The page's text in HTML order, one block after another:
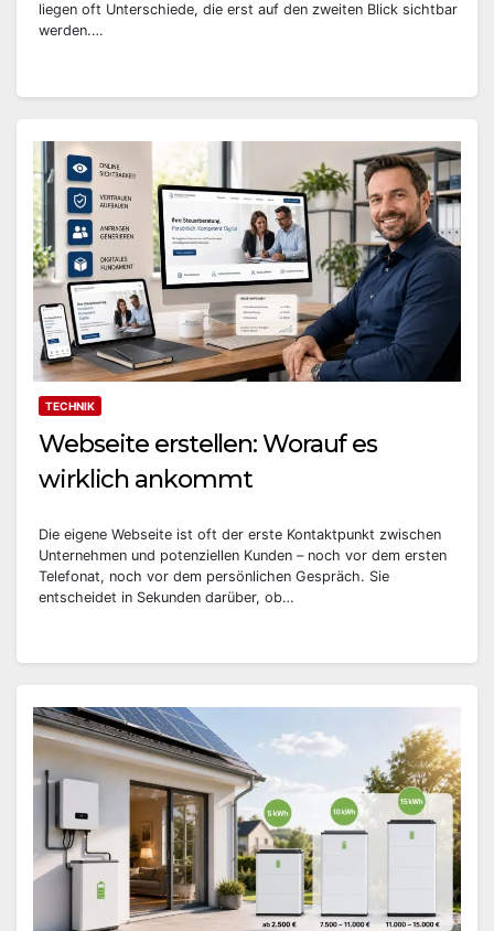
liegen oft Unterschiede, die erst auf den zweiten Blick sichtbar
werden.…
TECHNIK
Webseite erstellen: Worauf es
wirklich ankommt
Die eigene Webseite ist oft der erste Kontaktpunkt zwischen
Unternehmen und potenziellen Kunden – noch vor dem ersten
Telefonat, noch vor dem persönlichen Gespräch. Sie
entscheidet in Sekunden darüber, ob…